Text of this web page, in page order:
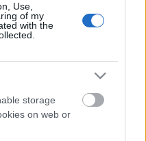
Use,
of my
with the
storage
on web or
főtáblára
érdektelenségbe
második napja.
az SC Bern és a